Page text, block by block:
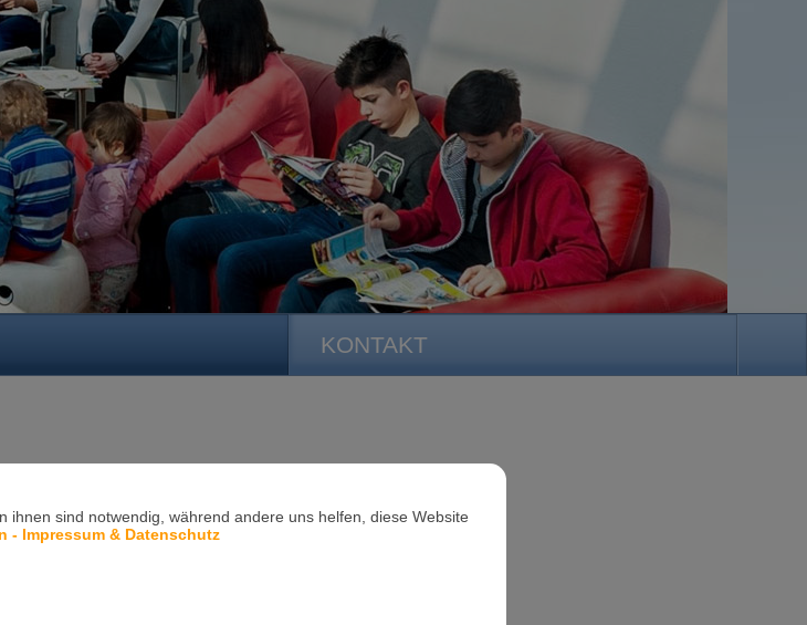
ihnen sind notwendig, während andere uns helfen, diese Website
- Impressum & Datenschutz
KONTAKT